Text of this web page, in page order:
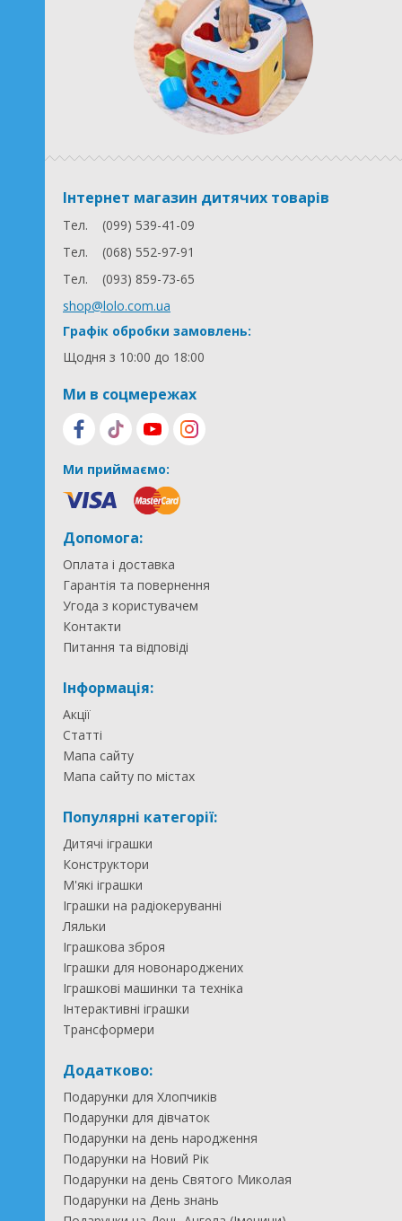
Інтернет магазин дитячих товарів
Тел.
(099) 539-41-09
Тел.
(068) 552-97-91
Тел.
(093) 859-73-65
shop@lolo.com.ua
Графік обробки замовлень:
Щодня з 10:00 до 18:00
Ми в соцмережах
Ми приймаємо:
Допомога:
Оплата і доставка
Гарантія та повернення
Угода з користувачем
Контакти
Питання та відповіді
Інформація:
Акції
Статті
Мапа сайту
Мапа сайту по містах
Популярні категорії:
Дитячі іграшки
Конструктори
М'які іграшки
Іграшки на радіокеруванні
Ляльки
Іграшкова зброя
Іграшки для новонароджених
Іграшкові машинки та техніка
Інтерактивні іграшки
Трансформери
Додатково:
Подарунки для Хлопчиків
Подарунки для дівчаток
Подарунки на день народження
Подарунки на Новий Рік
Подарунки на день Святого Миколая
Подарунки на День знань